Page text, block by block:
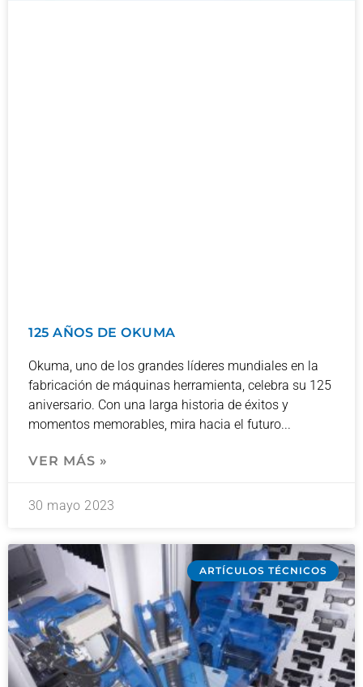
125 AÑOS DE OKUMA
Okuma, uno de los grandes líderes mundiales en la
fabricación de máquinas herramienta, celebra su 125
aniversario. Con una larga historia de éxitos y
momentos memorables, mira hacia el futuro
VER MÁS »
30 mayo 2023
ARTÍCULOS TÉCNICOS